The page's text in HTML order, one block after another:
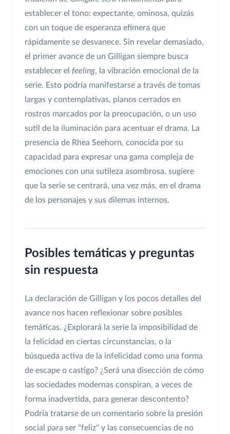
establecer el tono: expectante, ominosa, quizás
con un toque de esperanza efímera que
rápidamente se desvanece. Sin revelar demasiado,
el primer avance de un Gilligan siempre busca
establecer el feeling, la vibración emocional de la
serie. Esto podría manifestarse a través de tomas
largas y contemplativas, planos cerrados en
rostros marcados por la preocupación, o un uso
sutil de la iluminación para acentuar el drama. La
presencia de Rhea Seehorn, conocida por su
capacidad para expresar una gama compleja de
emociones con una sutileza asombrosa, sugiere
que la serie se centrará, una vez más, en el drama
de los personajes y sus dilemas internos.
Posibles temáticas y preguntas
sin respuesta
La declaración de Gilligan y los pocos detalles del
avance nos hacen reflexionar sobre posibles
temáticas. ¿Explorará la serie la imposibilidad de
la felicidad en ciertas circunstancias, o la
búsqueda activa de la infelicidad como una forma
de escape o castigo? ¿Será una disección de cómo
las sociedades modernas conspiran, a veces de
forma inadvertida, para generar descontento?
Podría tratarse de un comentario sobre la presión
social para ser "feliz" y las consecuencias de no